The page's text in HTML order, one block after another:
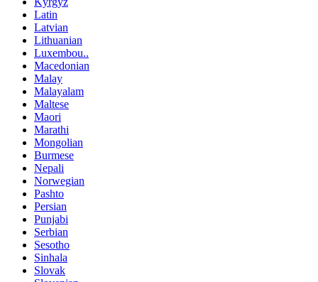
Latin
Latvian
Lithuanian
Luxembou..
Macedonian
Malay
Malayalam
Maltese
Maori
Marathi
Mongolian
Burmese
Nepali
Norwegian
Pashto
Persian
Punjabi
Serbian
Sesotho
Sinhala
Slovak